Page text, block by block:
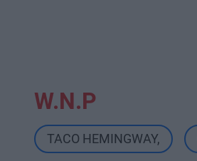
W.N.P
TACO HEMINGWAY,